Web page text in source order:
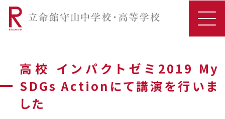
高校 インパクトゼミ2019 My
SDGs Actionにて講演を行いま
した